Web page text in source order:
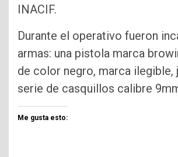
INACIF.
Durante el operativo fueron
armas: una pistola marca
de color negro, marca ilegible,
serie de casquillos calibre
Me gusta esto: